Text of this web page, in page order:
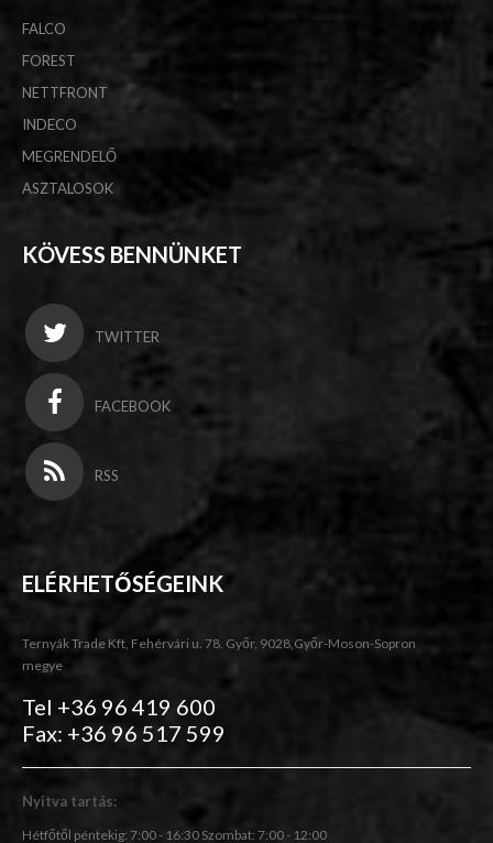
FALCO
FOREST
NETTFRONT
INDECO
MEGRENDELŐ
ASZTALOSOK
KÖVESS BENNÜNKET
TWITTER
FACEBOOK
RSS
ELÉRHETŐSÉGEINK
Ternyák Trade Kft, Fehérvári u. 78. Győr, 9028,Győr-Moson-Sopron
megye
Tel +36 96 419 600
Fax: +36 96 517 599
Nyitva tartás:
Hétfőtől péntekig: 7:00 - 16:30 Szombat: 7:00 - 12:00